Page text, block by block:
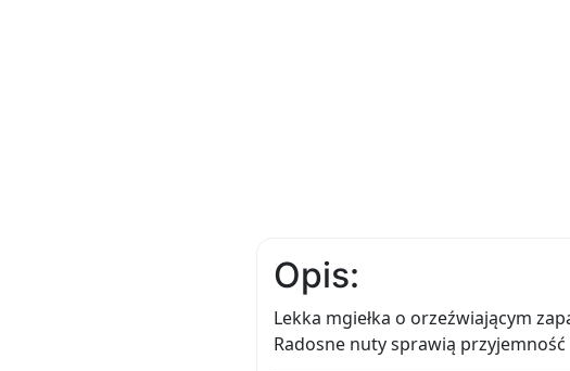
Opis:
Lekka mgiełka o orzeźwiającym
Radosne nuty sprawią przyjemność